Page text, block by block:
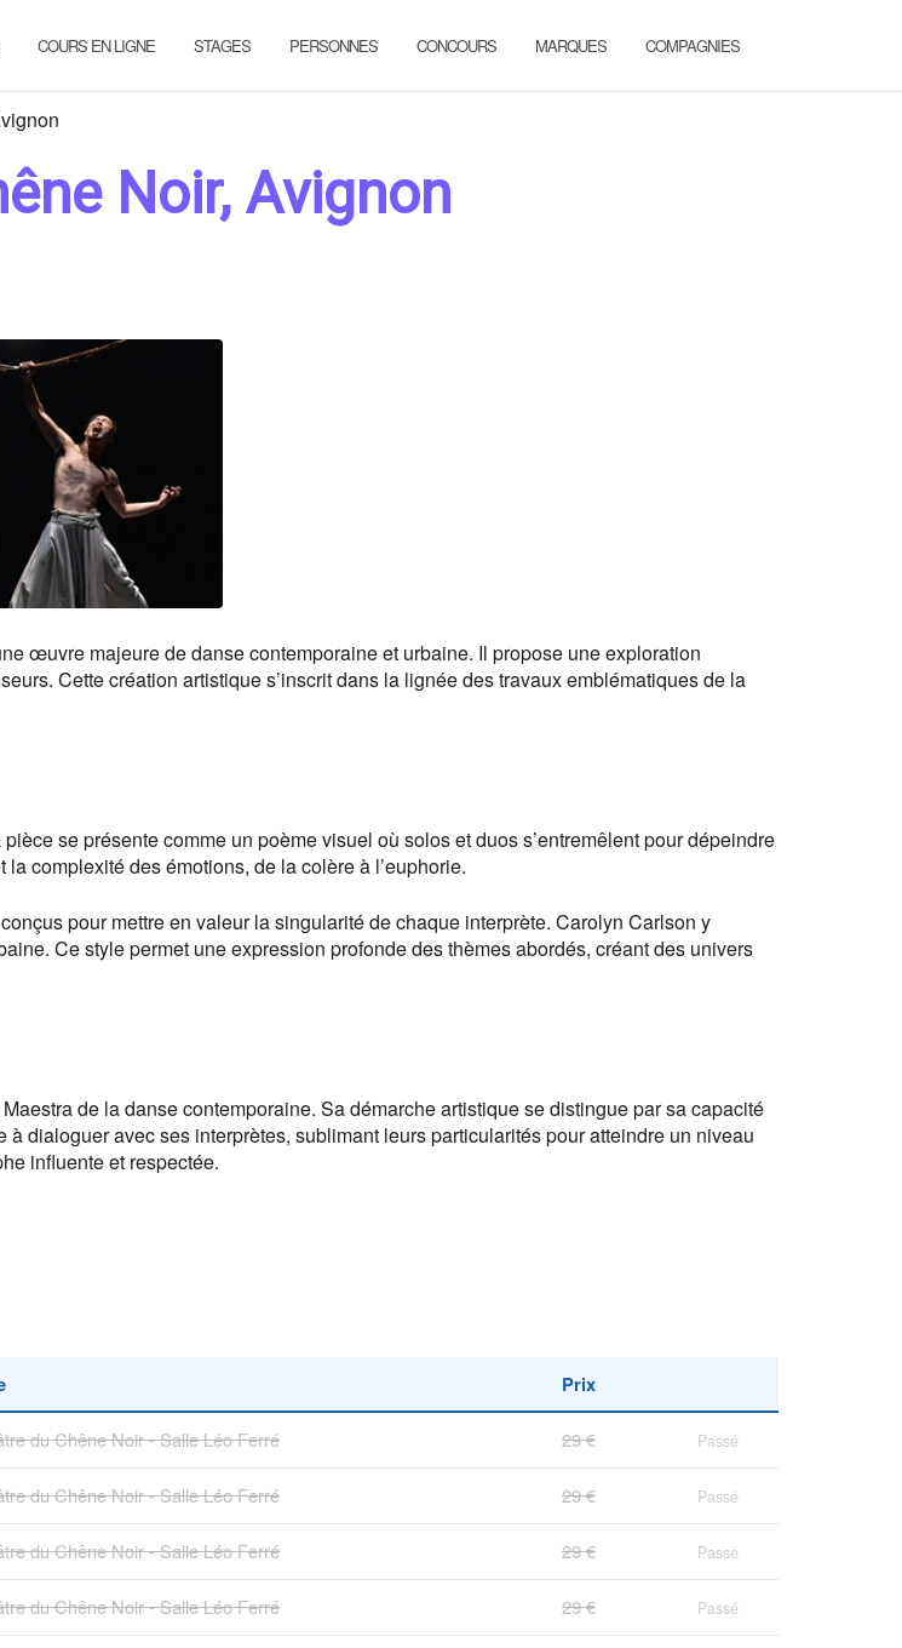
COURS EN LIGNE STAGES PERSONNES CONCOURS MARQUES COMPAGNIES
Noir, Avignon
œuvre majeure de danse contemporaine et urbaine. Il propose une exploration
Cette création artistique s’inscrit dans la lignée des travaux emblématiques de la
se présente comme un poème visuel où solos et duos s’entremêlent pour dépeindre
complexité des émotions, de la colère à l’euphorie.
pour mettre en valeur la singularité de chaque interprète. Carolyn Carlson y
Ce style permet une expression profonde des thèmes abordés, créant des univers
de la danse contemporaine. Sa démarche artistique se distingue par sa capacité
dialoguer avec ses interprètes, sublimant leurs particularités pour atteindre un niveau
influente et respectée.
Prix
du Chêne Noir - Salle Léo Ferré 29 € Passé
du Chêne Noir - Salle Léo Ferré 29 € Passé
du Chêne Noir - Salle Léo Ferré 29 € Passé
du Chêne Noir - Salle Léo Ferré 29 € Passé